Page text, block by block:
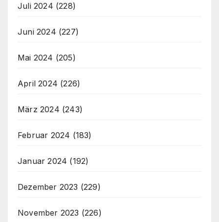
Juli 2024 (228)
Juni 2024 (227)
Mai 2024 (205)
April 2024 (226)
März 2024 (243)
Februar 2024 (183)
Januar 2024 (192)
Dezember 2023 (229)
November 2023 (226)